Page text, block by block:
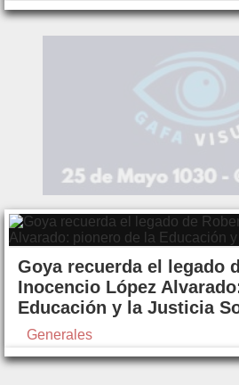
Goya recuerda el legado
Inocencio López
Educación y la Justicia
Generales